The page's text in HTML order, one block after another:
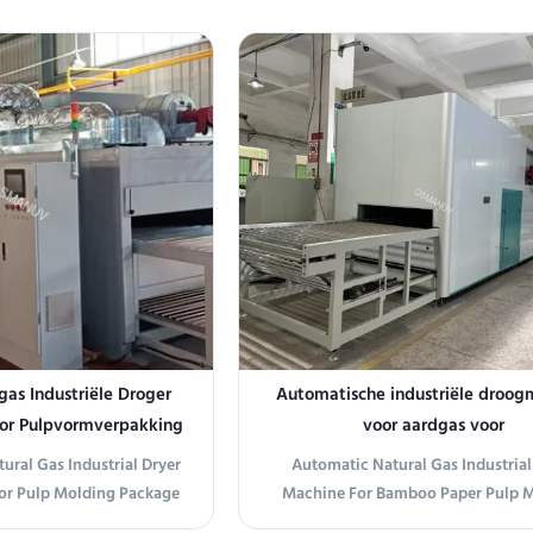
reverser) is designed to
metal sheets, or
for double-side ...
254nm UV-C lamps to destroy
bacteria, viruses, and mold on
non-porous objects. The product
Industriële Droger
Pulpvormverpakking
Gas Industrial Dryer
Pulp Molding Package
OSM-LRHG-1320T
Automatische industriële
voor aardgas voor
Automatic Natural Gas
Machine For Bamboo Paper Pulp
Product Overview Automatic